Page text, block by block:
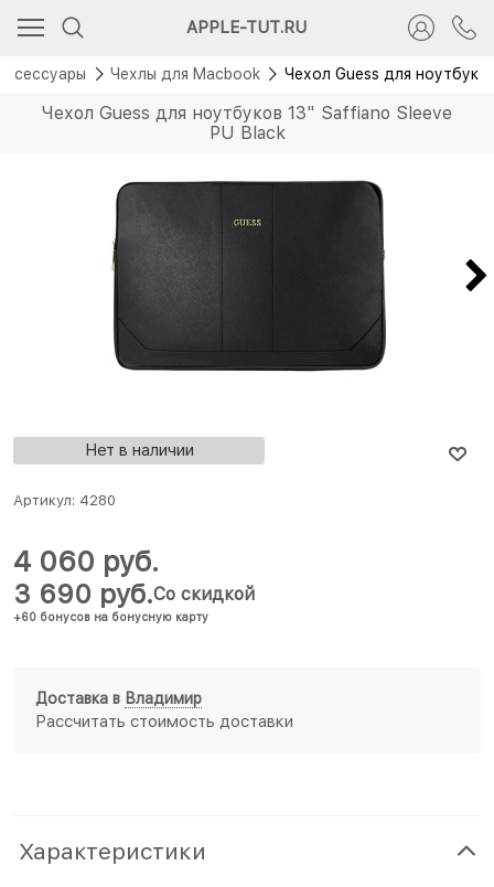
APPLE-TUT.RU
Чехлы для Macbook Чехол Guess для
Чехол Guess для ноутбуков 13" Saffiano Sleeve
PU Black
Нет в наличии
Артикул: 4280
3 690 руб.
+60 бонусов на бонусную карту
Со скидкой
4 060 руб.
Доставка в Владимир
Рассчитать стоимость доставки
Характеристики